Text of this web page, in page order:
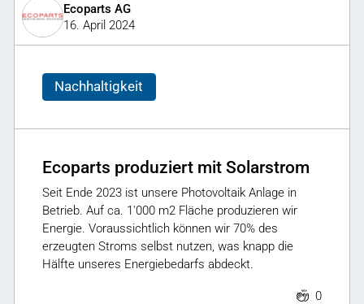
Ecoparts AG
16. April 2024
Nachhaltigkeit
Ecoparts produziert mit Solarstrom
Seit Ende 2023 ist unsere Photovoltaik Anlage in
Betrieb. Auf ca. 1'000 m2 Fläche produzieren wir
Energie. Voraussichtlich können wir 70% des
erzeugten Stroms selbst nutzen, was knapp die
Hälfte unseres Energiebedarfs abdeckt.
0